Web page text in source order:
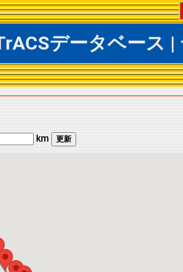
データベース
km